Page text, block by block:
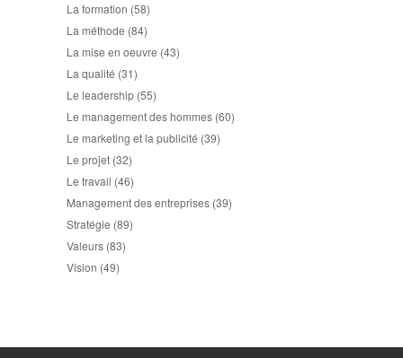
La formation (58)
La méthode (84)
La mise en oeuvre (43)
La qualité (31)
Le leadership (55)
Le management des hommes (60)
Le marketing et la publicité (39)
Le projet (32)
Le travail (46)
Management des entreprises (39)
Stratégie (89)
Valeurs (83)
Vision (49)